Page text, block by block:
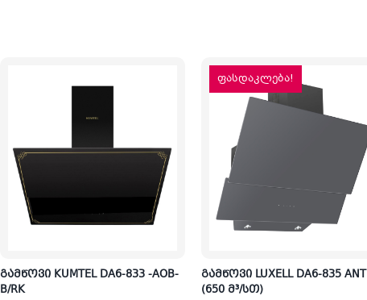
გამწოვი KUMTEL DA6-833 -AOB-
B/RK
ფასდაკლება!
გამწოვი LUXELL DA6-835 ANT
(650 მ³/სთ)